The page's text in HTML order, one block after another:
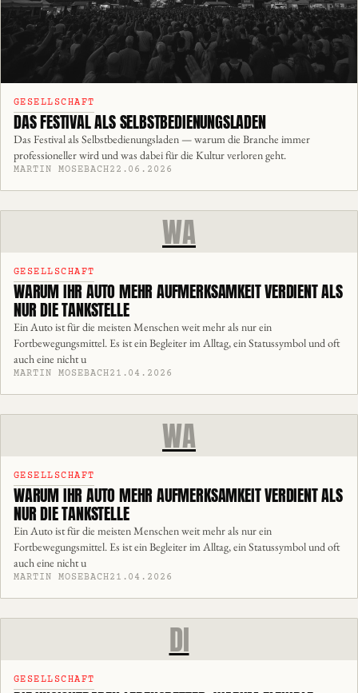
GESELLSCHAFT
DAS FESTIVAL ALS SELBSTBEDIENUNGSLADEN
Das Festival als Selbstbedienungsladen — warum die Branche immer
professioneller wird und was dabei für die Kultur verloren geht.
MARTIN MOSEBACH22.06.2026
WA
GESELLSCHAFT
WARUM IHR AUTO MEHR AUFMERKSAMKEIT VERDIENT ALS
NUR DIE TANKSTELLE
Ein Auto ist für die meisten Menschen weit mehr als nur ein
Fortbewegungsmittel. Es ist ein Begleiter im Alltag, ein Statussymbol und oft
auch eine nicht u
MARTIN MOSEBACH21.04.2026
WA
GESELLSCHAFT
WARUM IHR AUTO MEHR AUFMERKSAMKEIT VERDIENT ALS
NUR DIE TANKSTELLE
Ein Auto ist für die meisten Menschen weit mehr als nur ein
Fortbewegungsmittel. Es ist ein Begleiter im Alltag, ein Statussymbol und oft
auch eine nicht u
MARTIN MOSEBACH21.04.2026
DI
GESELLSCHAFT